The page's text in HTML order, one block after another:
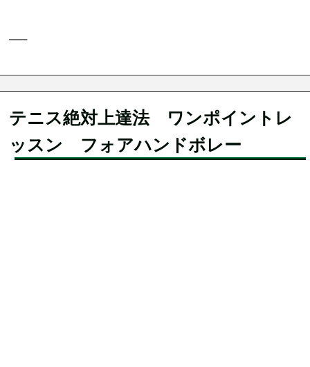
—–
テニス絶対上達法 ワンポイントレ
ッスン フォアハンドボレー